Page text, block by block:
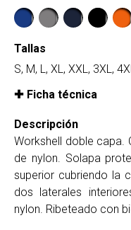
Tallas
S, M, L, XL, XXL, 3XL,
Ficha técnica
Descripción
Workshell doble capa.
de nylon. Solapa
superior cubriendo la
dos laterales
nylon. Ribeteado con